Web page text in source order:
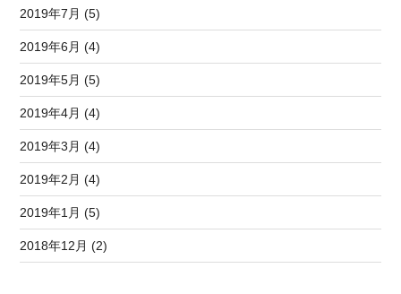
2019年7月 (5)
2019年6月 (4)
2019年5月 (5)
2019年4月 (4)
2019年3月 (4)
2019年2月 (4)
2019年1月 (5)
2018年12月 (2)